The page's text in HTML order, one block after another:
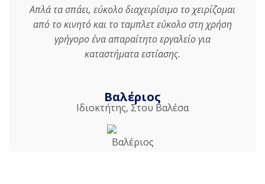
Απλά τα σπάει, εύκολο διαχειρίσιμο το χειρίζομαι
από το κινητό και το ταμπλετ εύκολο στη χρήση
γρήγορο ένα απαραίτητο εργαλείο για
καταστήματα εστίασης.
Βαλέριος
Ιδιοκτήτης, Στου Βαλέσα